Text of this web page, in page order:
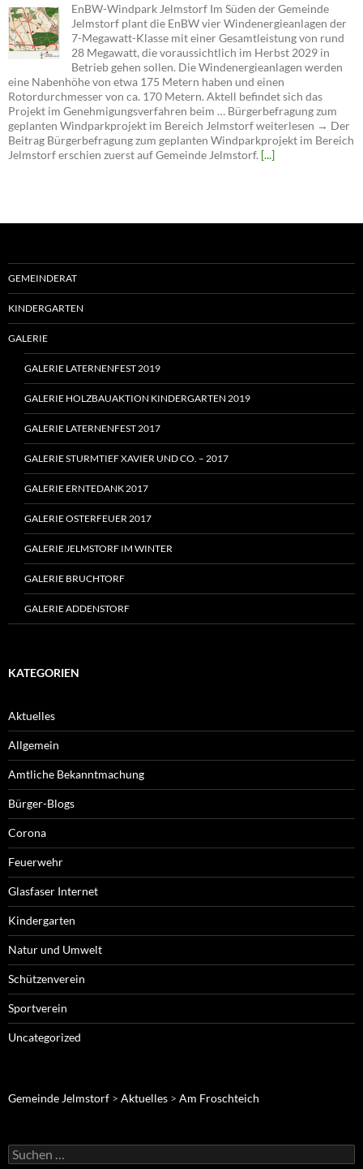
EnBW-Windpark Jelmstorf Im Süden der Gemeinde
Jelmstorf plant die EnBW vier Windenergieanlagen der
7-Megawatt-Klasse mit einer Gesamtleistung von rund
28 Megawatt, die voraussichtlich im Herbst 2029 in
Betrieb gehen sollen. Die Windenergieanlagen werden
eine Nabenhöhe von etwa 175 Metern haben und einen
Rotordurchmesser von ca. 170 Metern. Aktell befindet sich das
Projekt im Genehmigungsverfahren beim … Bürgerbefragung zum
geplanten Windparkprojekt im Bereich Jelmstorf weiterlesen → Der
Beitrag Bürgerbefragung zum geplanten Windparkprojekt im Bereich
Jelmstorf erschien zuerst auf Gemeinde Jelmstorf. [...]
GEMEINDERAT
KINDERGARTEN
GALERIE
GALERIE LATERNENFEST 2019
GALERIE HOLZBAUAKTION KINDERGARTEN 2019
GALERIE LATERNENFEST 2017
GALERIE STURMTIEF XAVIER UND CO. – 2017
GALERIE ERNTEDANK 2017
GALERIE OSTERFEUER 2017
GALERIE JELMSTORF IM WINTER
GALERIE BRUCHTORF
GALERIE ADDENSTORF
KATEGORIEN
Aktuelles
Allgemein
Amtliche Bekanntmachung
Bürger-Blogs
Corona
Feuerwehr
Glasfaser Internet
Kindergarten
Natur und Umwelt
Schützenverein
Sportverein
Uncategorized
Gemeinde Jelmstorf > Aktuelles > Am Froschteich
Suche
nach: